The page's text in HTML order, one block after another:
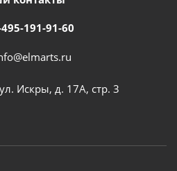
191-91-60
Искры, д. 17А, стр. 3